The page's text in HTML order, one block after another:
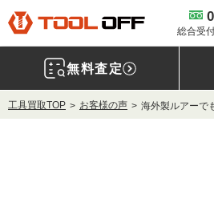
総合受
無料査定
工具買取TOP お客様の声 海外製ルアーで